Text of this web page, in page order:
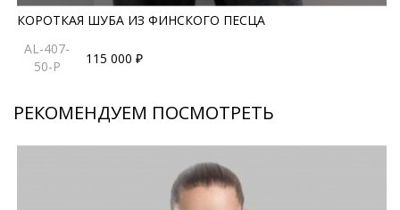
КОРОТКАЯ ШУБА ИЗ ФИНСКОГО ПЕСЦА
AL-407-
50-P
115 000 ₽
РЕКОМЕНДУЕМ ПОСМОТРЕТЬ